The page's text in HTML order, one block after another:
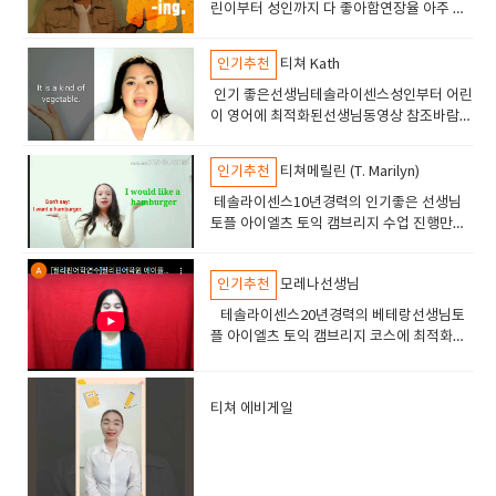
린이부터 성인까지 다 좋아함연장율 아주 높
면 아 역시 잉글리쉬700 선생이라고 판단할
것임.
인기추천
티쳐 Kath
인기 좋은선생님테솔라이센스성인부터 어린
이 영어에 최적화된선생님동영상 참조바람만
선생님
인기추천
티쳐메릴린 (T. Marilyn)
테솔라이센스10년경력의 인기좋은 선생님
토플 아이엘츠 토익 캠브리지 수업 진행만족
인기추천
모레나선생님
테솔라이센스20년경력의 베테랑선생님토
플 아이엘츠 토익 캠브리지 코스에 최적화된
티쳐 에비게일